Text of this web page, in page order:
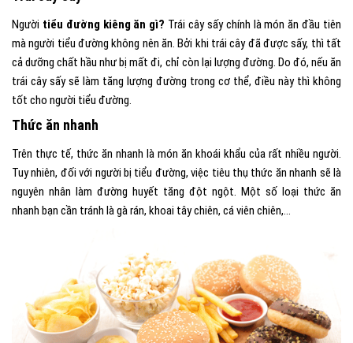
Người tiểu đường kiêng ăn gì? Trái cây sấy chính là món ăn đầu tiên
mà người tiểu đường không nên ăn. Bởi khi trái cây đã được sấy, thì tất
cả dưỡng chất hầu như bị mất đi, chỉ còn lại lượng đường. Do đó, nếu ăn
trái cây sấy sẽ làm tăng lượng đường trong cơ thể, điều này thì không
tốt cho người tiểu đường.
Thức ăn nhanh
Trên thực tế, thức ăn nhanh là món ăn khoái khẩu của rất nhiều người.
Tuy nhiên, đối với người bị tiểu đường, việc tiêu thụ thức ăn nhanh sẽ là
nguyên nhân làm đường huyết tăng đột ngột. Một số loại thức ăn
nhanh bạn cần tránh là gà rán, khoai tây chiên, cá viên chiên,…